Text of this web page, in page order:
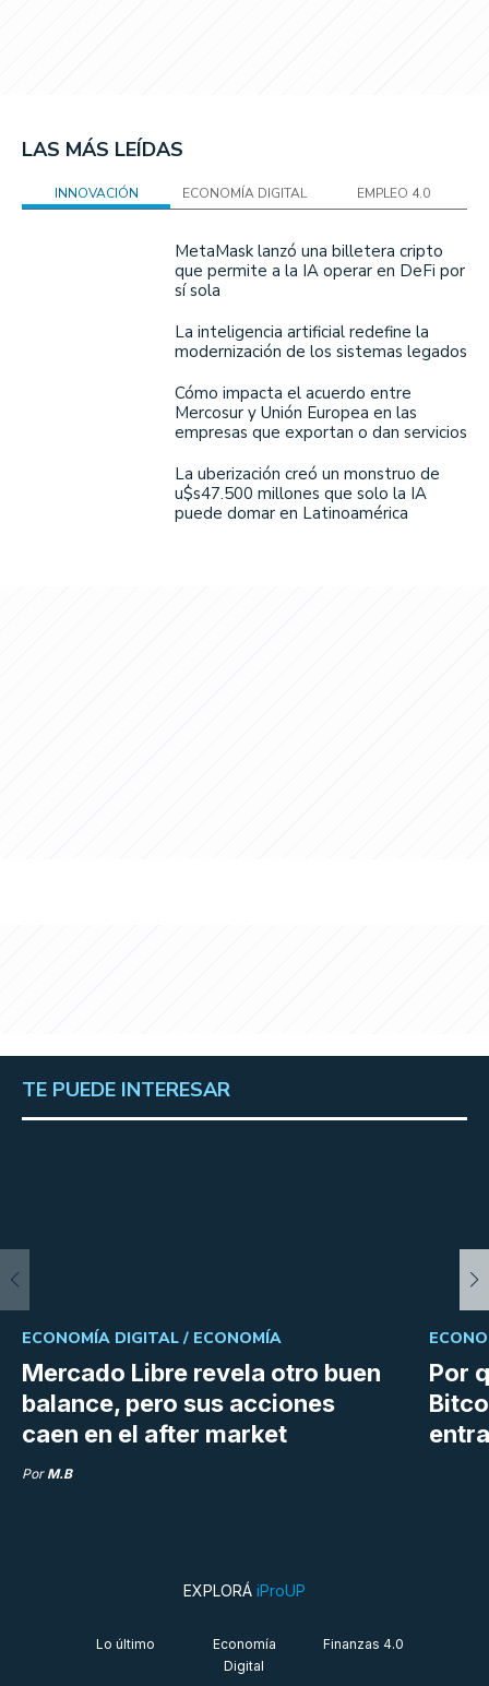
LAS MÁS LEÍDAS
INNOVACIÓN ECONOMÍA DIGITAL EMPLEO 4.0
MetaMask lanzó una billetera cripto
que permite a la IA operar en DeFi por
sí sola
La inteligencia artificial redefine la
modernización de los sistemas legados
Cómo impacta el acuerdo entre
Mercosur y Unión Europea en las
empresas que exportan o dan servicios
La uberización creó un monstruo de
u$s47.500 millones que solo la IA
puede domar en Latinoamérica
TE PUEDE INTERESAR
Mercado Libre revela otro buen
balance, pero sus acciones
caen en el after market
ECONOMÍA DIGITAL / ECONOMÍA
Por M.B
Por
EXPLORÁ iProUP
Lo último
Economía
Digital
Finanzas 4.0